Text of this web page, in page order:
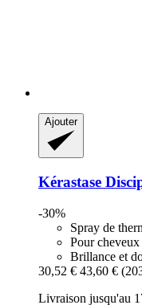
Ajouter
Kérastase
-30%
Spray de
Pour cheveux
Brillance et
30,52 € 43,60 €
Livraison jusqu'au